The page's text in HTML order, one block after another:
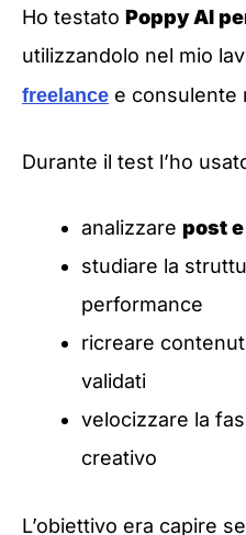
Ho testato Poppy AI
utilizzandolo nel mio
freelance e consulente
Durante il test l’ho
analizzare post
studiare la
performance
ricreare
validati
velocizzare la
creativo
L’obiettivo era capire